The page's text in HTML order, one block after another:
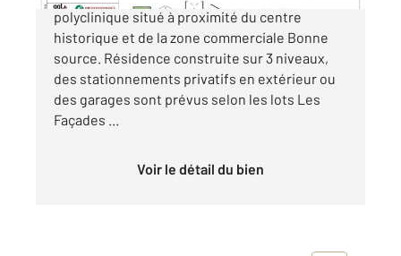
polyclinique situé à proximité du centre
historique et de la zone commerciale Bonne
source. Résidence construite sur 3 niveaux,
des stationnements privatifs en extérieur ou
des garages sont prévus selon les lots Les
Façades ...
Voir le détail du bien